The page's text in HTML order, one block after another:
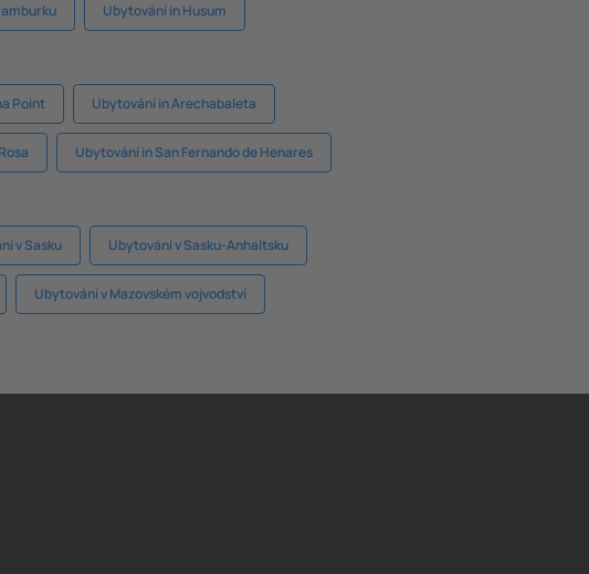
Ubytování in Husum
Point Ubytování in Arechabaleta
Ubytování in San Fernando de Henares
v Sasku Ubytování v Sasku-Anhaltsku
Ubytování v Mazovském vojvodství